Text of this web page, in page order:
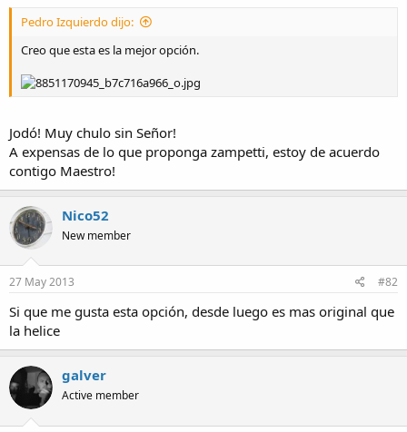
Pedro Izquierdo dijo:
Creo que esta es la mejor opción.
Jodó! Muy chulo sin Señor!
A expensas de lo que proponga zampetti, estoy de acuerdo
contigo Maestro!
Nico52
New member
27 May 2013 #82
Si que me gusta esta opción, desde luego es mas original que
la helice
galver
Active member